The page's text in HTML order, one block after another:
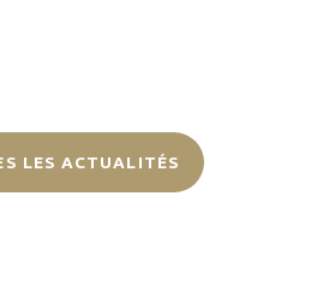
LES ACTUALITÉS